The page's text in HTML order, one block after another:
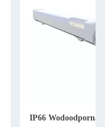
IP66 Wodoodporna